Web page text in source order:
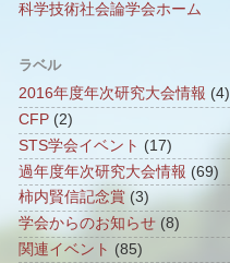
科学技術社会論学会ホーム
ラベル
2016年度年次研究大会情報 (4)
CFP (2)
STS学会イベント (17)
過年度年次研究大会情報 (69)
柿内賢信記念賞 (3)
学会からのお知らせ (8)
関連イベント (85)